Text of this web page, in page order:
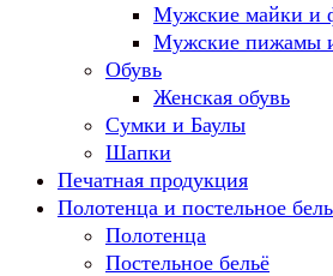
Мужские майки и
Мужские пижамы
Обувь
Женская обувь
Сумки и Баулы
Шапки
Печатная продукция
Полотенца и постельное
Полотенца
Постельное бельё